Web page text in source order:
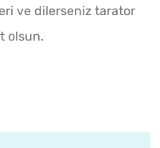
ve dilerseniz tarator
olsun.